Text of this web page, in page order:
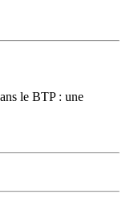
le BTP : une